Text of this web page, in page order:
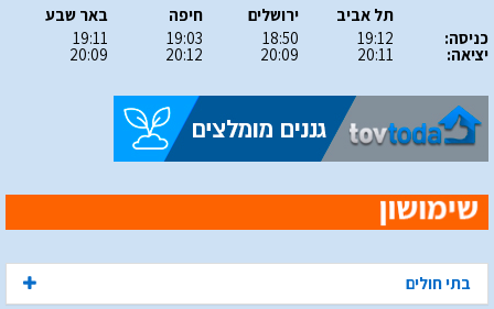
כניסה:
יציאה:
תל אביב
19:12
20:11
ירושלים
18:50
20:09
חיפה
19:03
20:12
באר שבע
19:11
20:09
בתי חולים